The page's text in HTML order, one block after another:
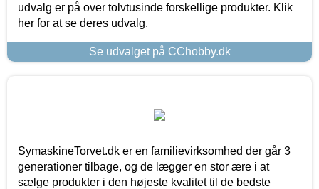
udvalg er på over tolvtusinde forskellige produkter. Klik
her for at se deres udvalg.
Se udvalget på CChobby.dk
SymaskineTorvet.dk er en familievirksomhed der går 3
generationer tilbage, og de lægger en stor ære i at
sælge produkter i den højeste kvalitet til de bedste